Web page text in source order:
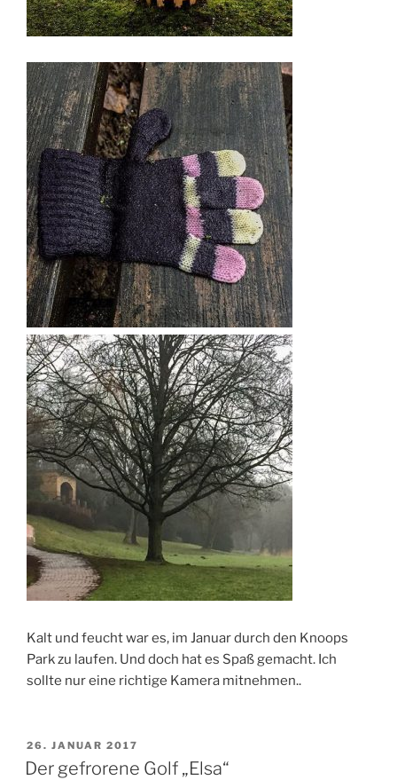
Kalt und feucht war es, im Januar durch den Knoops
Park zu laufen. Und doch hat es Spaß gemacht. Ich
sollte nur eine richtige Kamera mitnehmen..
VERÖFFENTLICHT
AM
26. JANUAR 2017
Der gefrorene Golf „Elsa“